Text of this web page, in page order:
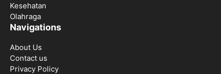
Kesehatan
Olahraga
Navigations
About Us
Contact us
Privacy Policy